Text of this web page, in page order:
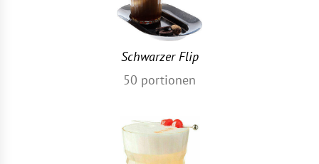
Schwarzer Flip
50 portionen